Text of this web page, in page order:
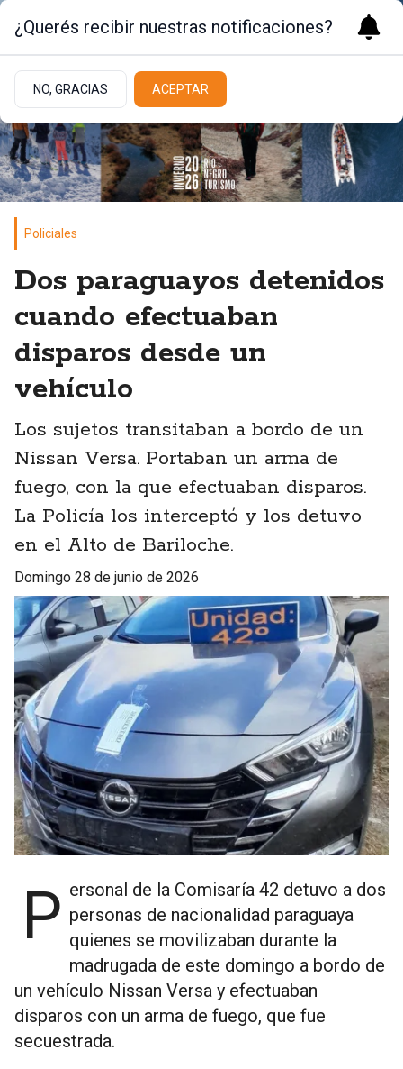
Policiales
Dos paraguayos detenidos
cuando efectuaban
disparos desde un
vehículo
Los sujetos transitaban a bordo de un
Nissan Versa. Portaban un arma de
fuego, con la que efectuaban disparos.
La Policía los interceptó y los detuvo
en el Alto de Bariloche.
domingo 28 de junio de 2026
Personal de la Comisaría 42 detuvo a dos personas de nacionalidad paraguaya
quienes se movilizaban durante la
madrugada de este domingo a bordo de
un vehículo Nissan Versa y efectuaban
disparos con un arma de fuego, que fue
secuestrada.
¿Querés recibir nuestras notificaciones?
NO, GRACIAS ACEPTAR